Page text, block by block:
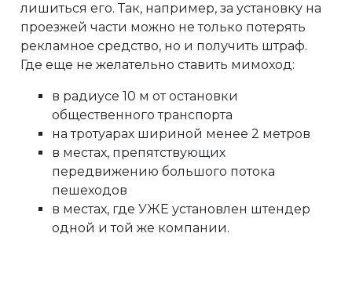
лишиться его. Так, например, за установку на
проезжей части можно не только потерять
рекламное средство, но и получить штраф.
Где еще не желательно ставить мимоход:
в радиусе 10 м от остановки
общественного транспорта
на тротуарах шириной менее 2 метров
в местах, препятствующих
передвижению большого потока
пешеходов
в местах, где УЖЕ установлен штендер
одной и той же компании.